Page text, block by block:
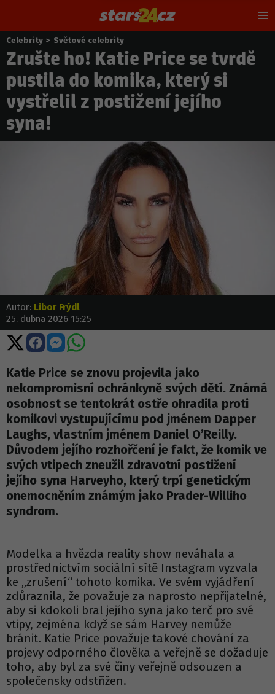
Nacházíte
se
zde:
Celebrity > Světové celebrity
Zrušte ho! Katie Price se tvrdě
pustila do komika, který si
vystřelil z postižení jejího
syna!
Autor: Libor Frýdl
25. dubna 2026 15:25
Sdílet
na
X
Sdílet
na
Facebooku
Sdílet
na
Messengeru
Sdílet
WhatsApp
Katie Price se znovu projevila jako
nekompromisní ochránkyně svých dětí. Známá
osobnost se tentokrát ostře ohradila proti
komikovi vystupujícímu pod jménem Dapper
Laughs, vlastním jménem Daniel O’Reilly.
Důvodem jejího rozhořčení je fakt, že komik ve
svých vtipech zneužil zdravotní postižení
jejího syna Harveyho, který trpí genetickým
onemocněním známým jako Prader-Williho
syndrom.
Modelka a hvězda reality show neváhala a
prostřednictvím sociální sítě Instagram vyzvala
ke „zrušení“ tohoto komika. Ve svém vyjádření
zdůraznila, že považuje za naprosto nepřijatelné,
aby si kdokoli bral jejího syna jako terč pro své
vtipy, zejména když se sám Harvey nemůže
bránit. Katie Price považuje takové chování za
projevy odporného člověka a veřejně se dožaduje
toho, aby byl za své činy veřejně odsouzen a
společensky odstřižen.